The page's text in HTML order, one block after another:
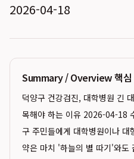
2026-04-18
Summary / Overview 핵심
덕양구 건강검진, 대학병원 긴
목해야 하는 이유 2026-04-18
구 주민들에게 대학병원이나
약은 마치 '하늘의 별 따기'와도